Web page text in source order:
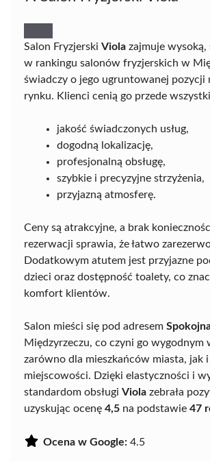
Salon Fryzjerski Viola zajmuje wysoką,
w rankingu salonów fryzjerskich w
świadczy o jego ugruntowanej pozycji
rynku. Klienci cenią go przede
jakość świadczonych usług,
dogodną lokalizację,
profesjonalną obsługę,
szybkie i precyzyjne strzyżenia,
przyjazną atmosferę.
Ceny są atrakcyjne, a brak
rezerwacji sprawia, że łatwo
Dodatkowym atutem jest przyjazne
dzieci oraz dostępność toalety, co
komfort klientów.
Salon mieści się pod adresem
Międzyrzeczu, co czyni go wygodnym
zarówno dla mieszkańców miasta, jak
miejscowości. Dzięki elastyczności i
standardom obsługi Viola zebrała
uzyskując ocenę 4,5 na podstawie 47
Ocena w Google: 4.5